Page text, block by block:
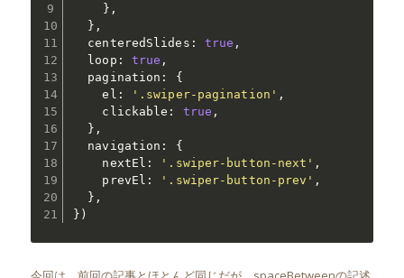
} ,
} ,
  centeredSlides
: true ,
  loop
: true ,
  pagination
:
{
    el
: '.swiper-pagination' ,
    clickable
: true ,
} ,
  navigation
:
{
    nextEl
: '.swiper-button-next' ,
    prevEl
: '.swiper-button-prev' ,
} ,
} )